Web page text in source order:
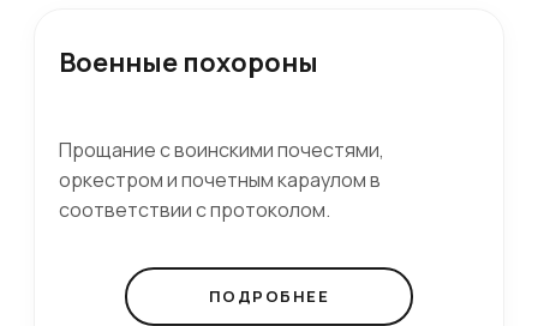
Военные похороны
Прощание с воинскими почестями,
оркестром и почетным караулом в
соответствии с протоколом.
ПОДРОБНЕЕ